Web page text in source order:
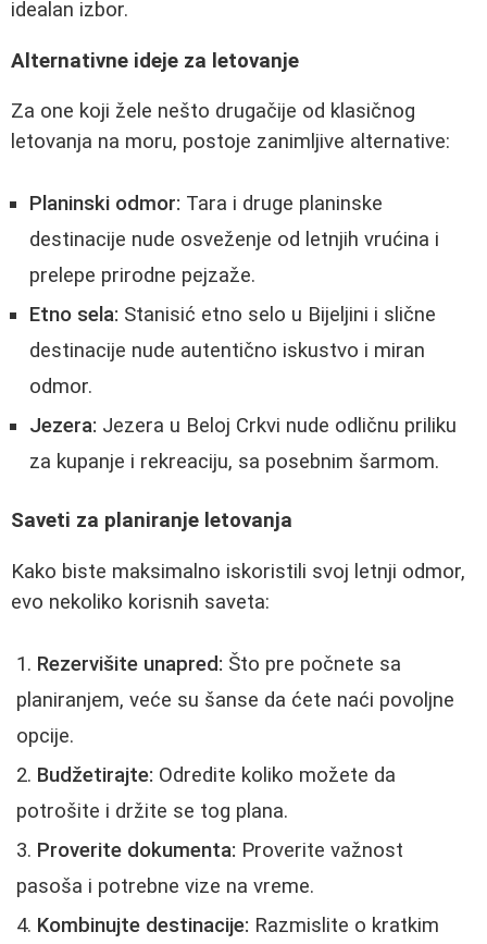
idealan izbor.
Alternativne ideje za letovanje
Za one koji žele nešto drugačije od klasičnog
letovanja na moru, postoje zanimljive alternative:
Planinski odmor: Tara i druge planinske
destinacije nude osveženje od letnjih vrućina i
prelepe prirodne pejzaže.
Etno sela: Stanisić etno selo u Bijeljini i slične
destinacije nude autentično iskustvo i miran
odmor.
Jezera: Jezera u Beloj Crkvi nude odličnu priliku
za kupanje i rekreaciju, sa posebnim šarmom.
Saveti za planiranje letovanja
Kako biste maksimalno iskoristili svoj letnji odmor,
evo nekoliko korisnih saveta:
Rezervišite unapred: Što pre počnete sa
planiranjem, veće su šanse da ćete naći povoljne
opcije.
Budžetirajte: Odredite koliko možete da
potrošite i držite se tog plana.
Proverite dokumenta: Proverite važnost
pasoša i potrebne vize na vreme.
Kombinujte destinacije: Razmislite o kratkim